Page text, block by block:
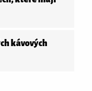
kávových